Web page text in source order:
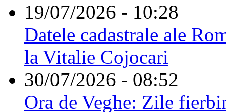
19/07/2026 - 10:28
Datele cadastrale ale
la Vitalie Cojocari
30/07/2026 - 08:52
Ora de Veghe: Zile